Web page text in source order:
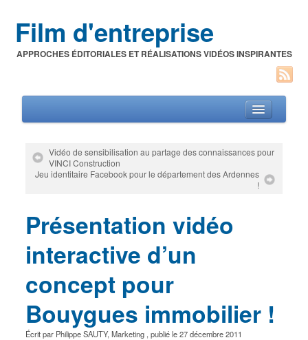
Film d'entreprise
APPROCHES ÉDITORIALES ET RÉALISATIONS VIDÉOS INSPIRANTES
Films d’entreprise
Festivals du film corporate
Vidéo de sensibilisation au partage des connaissances pour
VINCI Construction
Jeu identitaire Facebook pour le département des Ardennes
!
Présentation vidéo
interactive d’un
concept pour
Bouygues immobilier !
Écrit par Philippe SAUTY, Marketing, publié le27 décembre 2011